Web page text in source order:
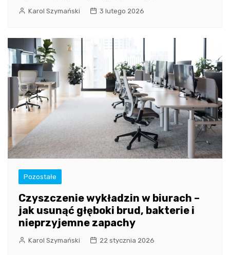
Karol Szymański 3 lutego 2026
Pozostałe
Czyszczenie wykładzin w biurach –
jak usunąć głęboki brud, bakterie i
nieprzyjemne zapachy
Karol Szymański 22 stycznia 2026